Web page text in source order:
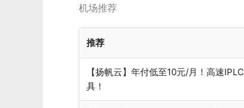
机场推荐
推荐
【扬帆云】年付低至10元/月！高速
具！